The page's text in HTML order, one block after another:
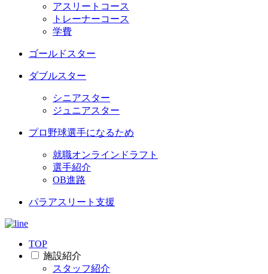
アスリートコース
トレーナーコース
学費
ゴールドスター
ダブルスター
シニアスター
ジュニアスター
プロ野球選手になるため
就職オンラインドラフト
選手紹介
OB進路
パラアスリート支援
TOP
施設紹介
スタッフ紹介